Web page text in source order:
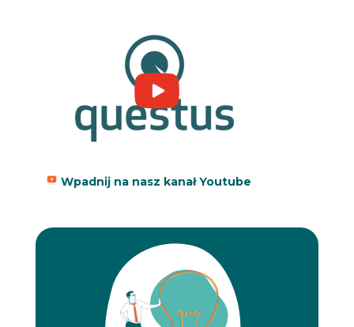
Wpadnij na nasz kanał Youtube